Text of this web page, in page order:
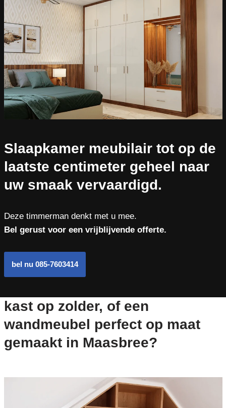
Slaapkamer meubilair tot op de
laatste centimeter geheel naar
uw smaak vervaardigd.
Deze timmerman denkt met u mee.
Bel gerust voor een vrijblijvende offerte.
bel nu 085-7603414
kast op zolder, of een
wandmeubel perfect op maat
gemaakt in Maasbree?